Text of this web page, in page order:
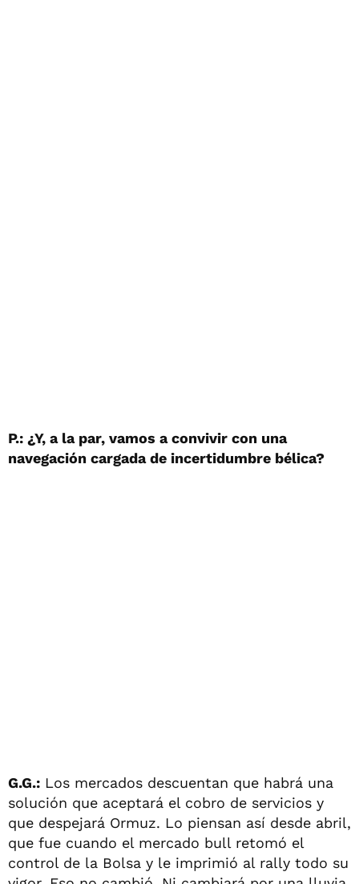
P.: ¿Y, a la par, vamos a convivir con una
navegación cargada de incertidumbre bélica?
G.G.: Los mercados descuentan que habrá una
solución que aceptará el cobro de servicios y
que despejará Ormuz. Lo piensan así desde abril,
que fue cuando el mercado bull retomó el
control de la Bolsa y le imprimió al rally todo su